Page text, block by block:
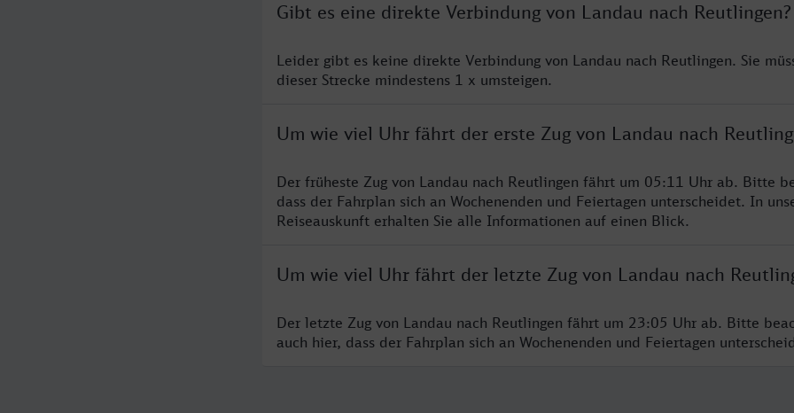
Gibt es eine direkte Verbindung von Landau nach Reutlingen?
Leider gibt es keine direkte Verbindung von Landau nach Reutlingen. Sie
dieser Strecke mindestens 1 x umsteigen.
Um wie viel Uhr fährt der erste Zug von Landau nach
Der früheste Zug von Landau nach Reutlingen fährt um 05:11 Uhr ab. Bitte
dass der Fahrplan sich an Wochenenden und Feiertagen unterscheidet. In
Reiseauskunft erhalten Sie alle Informationen auf einen Blick.
Um wie viel Uhr fährt der letzte Zug von Landau nach
Der letzte Zug von Landau nach Reutlingen fährt um 23:05 Uhr ab. Bitte
auch hier, dass der Fahrplan sich an Wochenenden und Feiertagen